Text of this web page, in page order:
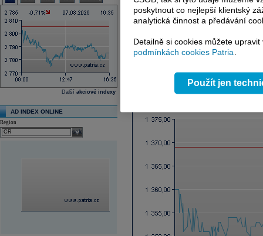
Další akciové indexy
AD INDEX ONLINE
Region
select
Ex-dividenda den
Průměrná cílová cena
Reklama
poskytnout co nejlepší klientský
analytická činnost a předávání
Detailně si cookies můžete
podmínkách cookies Patria.
Použít jen